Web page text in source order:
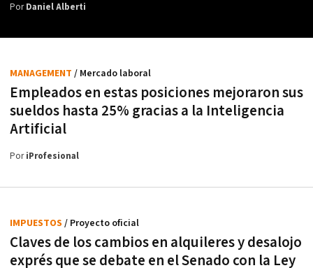
PorDaniel Alberti
Empleados en estas posiciones mejoraron sus
sueldos hasta 25% gracias a la Inteligencia
Artificial
MANAGEMENT / Mercado laboral
PoriProfesional
Claves de los cambios en alquileres y desalojo
exprés que se debate en el Senado con la Ley
IMPUESTOS / Proyecto oficial